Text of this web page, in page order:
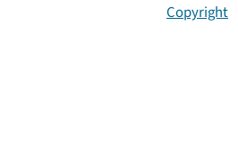
Copyright